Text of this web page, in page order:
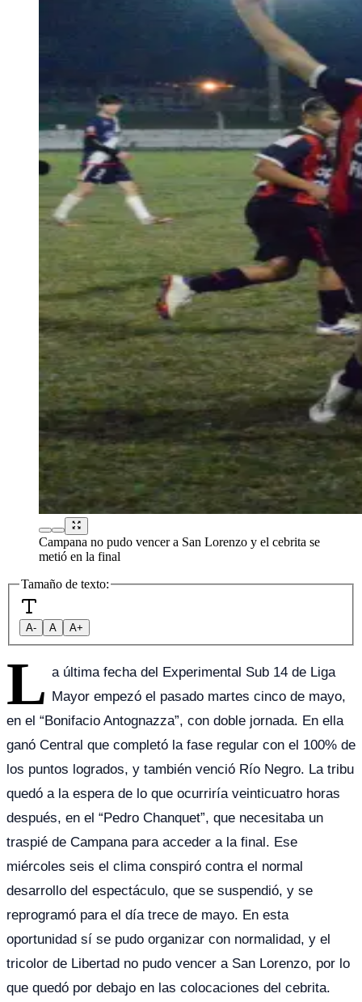
Campana no pudo vencer a San Lorenzo y el cebrita se
metió en la final
Tamaño de texto:
A- A A+
L a última fecha del Experimental Sub 14 de Liga
Mayor empezó el pasado martes cinco de mayo,
en el “Bonifacio Antognazza”, con doble jornada. En ella
ganó Central que completó la fase regular con el 100% de
los puntos logrados, y también venció Río Negro. La tribu
quedó a la espera de lo que ocurriría veinticuatro horas
después, en el “Pedro Chanquet”, que necesitaba un
traspié de Campana para acceder a la final. Ese
miércoles seis el clima conspiró contra el normal
desarrollo del espectáculo, que se suspendió, y se
reprogramó para el día trece de mayo. En esta
oportunidad sí se pudo organizar con normalidad, y el
tricolor de Libertad no pudo vencer a San Lorenzo, por lo
que quedó por debajo en las colocaciones del cebrita.